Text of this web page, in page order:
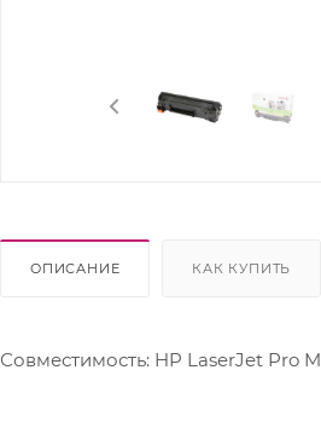
ОПИСАНИЕ КАК КУПИТЬ
Совместимость: HP LaserJet Pro
Epson
OKI
Panasonic
Sharp